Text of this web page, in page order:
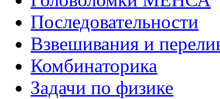
Последовательности
Взвешивания и
Комбинаторика
Задачи по физике